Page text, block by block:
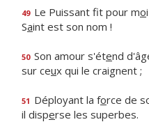
49 Le Puissant fit pour mo
Saint est son nom !
50 Son amour s'étend
sur ceux qui le craignent ;
51 Déployant la force de
il disperse les superbes.